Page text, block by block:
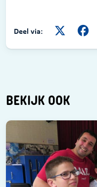
Deel via:
BEKIJK OOK